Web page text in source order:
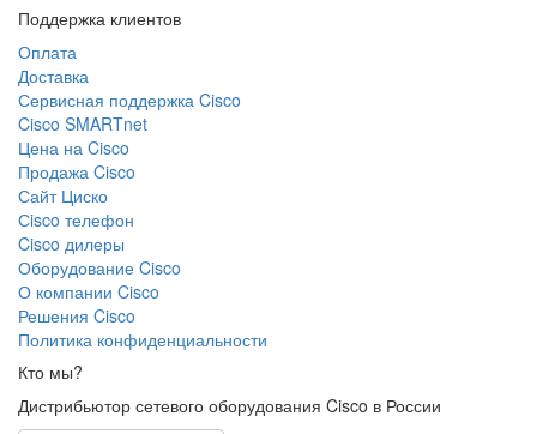
Поддержка клиентов
Оплата
Доставка
Сервисная поддержка Cisco
Cisco SMARTnet
Цена на Cisco
Продажа Cisco
Сайт Циско
Сisco телефон
Cisco дилеры
Оборудование Cisco
О компании Cisco
Решения Cisco
Политика конфиденциальности
Кто мы?
Дистрибьютор сетевого оборудования Cisco в России